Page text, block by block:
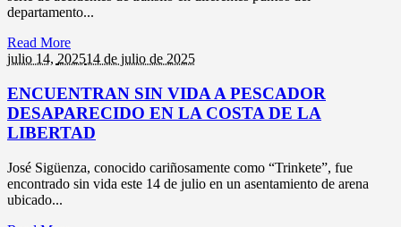
departamento...
Read More
julio 14, 202514 de julio de 2025
ENCUENTRAN SIN VIDA A PESCADOR
DESAPARECIDO EN LA COSTA DE LA
LIBERTAD
José Sigüenza, conocido cariñosamente como “Trinkete”, fue
encontrado sin vida este 14 de julio en un asentamiento de arena
ubicado...